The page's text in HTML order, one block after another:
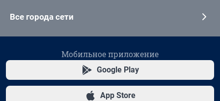
Все города сети
Мобильное приложение
Google Play
App Store